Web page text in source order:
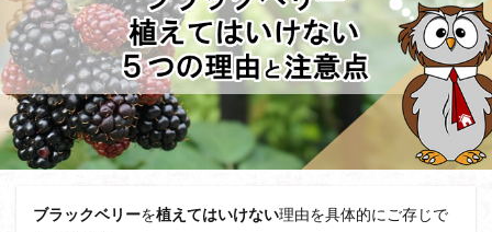
ブラックベリーを植えてはいけない理由を具体的にご存じで